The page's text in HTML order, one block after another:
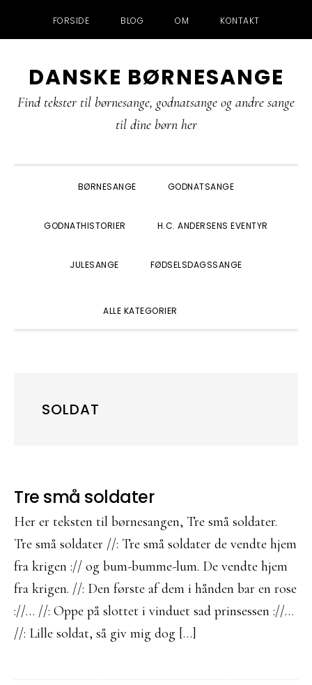
FORSIDE BLOG OM KONTAKT
direkte
til
indhold
direkte
til
direkte
til
DANSKE BØRNESANGE
Find tekster til børnesange, godnatsange og andre sange
til dine børn her
BØRNESANGE GODNATSANGE
GODNATHISTORIER H.C. ANDERSENS EVENTYR
JULESANGE FØDSELSDAGSSANGE
ALLE KATEGORIER
SOLDAT
Tre små soldater
Her er teksten til børnesangen, Tre små soldater.
Tre små soldater //: Tre små soldater de vendte hjem
fra krigen :// og bum-bumme-lum. De vendte hjem
fra krigen. //: Den første af dem i hånden bar en rose
://… //: Oppe på slottet i vinduet sad prinsessen ://…
//: Lille soldat, så giv mig dog […]